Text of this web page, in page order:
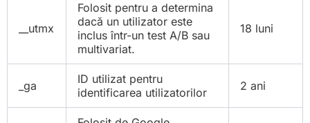
__utmx
Folosit pentru a determina
dacă un utilizator este
inclus într-un test A/B sau
multivariat.
18 luni
_ga
ID utilizat pentru
identificarea utilizatorilor
2 ani